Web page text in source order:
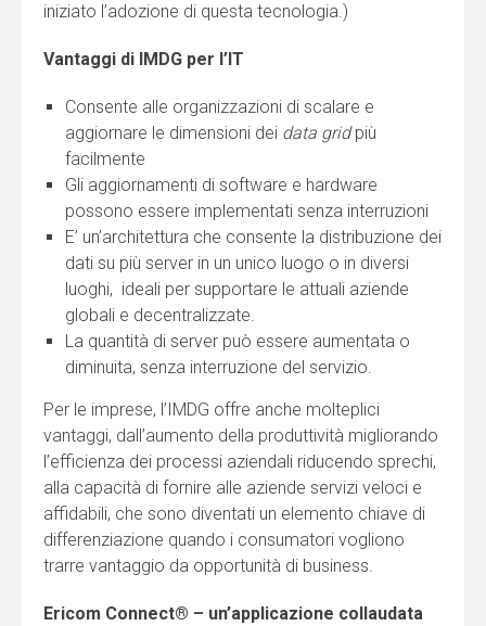
iniziato l’adozione di questa tecnologia.)
Vantaggi di IMDG per l’IT
Consente alle organizzazioni di scalare e
aggiornare le dimensioni dei data gridpiù
facilmente
Gli aggiornamenti di software e hardware
possono essere implementati senza interruzioni
E’ un’architettura che consente la distribuzione dei
dati su più server in un unico luogo o in diversi
luoghi, ideali per supportare le attuali aziende
globali e decentralizzate.
La quantità di server può essere aumentata o
diminuita, senza interruzione del servizio.
Per le imprese, l’IMDG offre anche molteplici
vantaggi, dall’aumento della produttività migliorando
l’efficienza dei processi aziendali riducendo sprechi,
alla capacità di fornire alle aziende servizi veloci e
affidabili, che sono diventati un elemento chiave di
differenziazione quando i consumatori vogliono
trarre vantaggio da opportunità di business.
Ericom Connect® – un’applicazione collaudata